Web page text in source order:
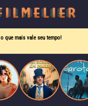
o que mais vale seu tempo!
por um de seus alvos.